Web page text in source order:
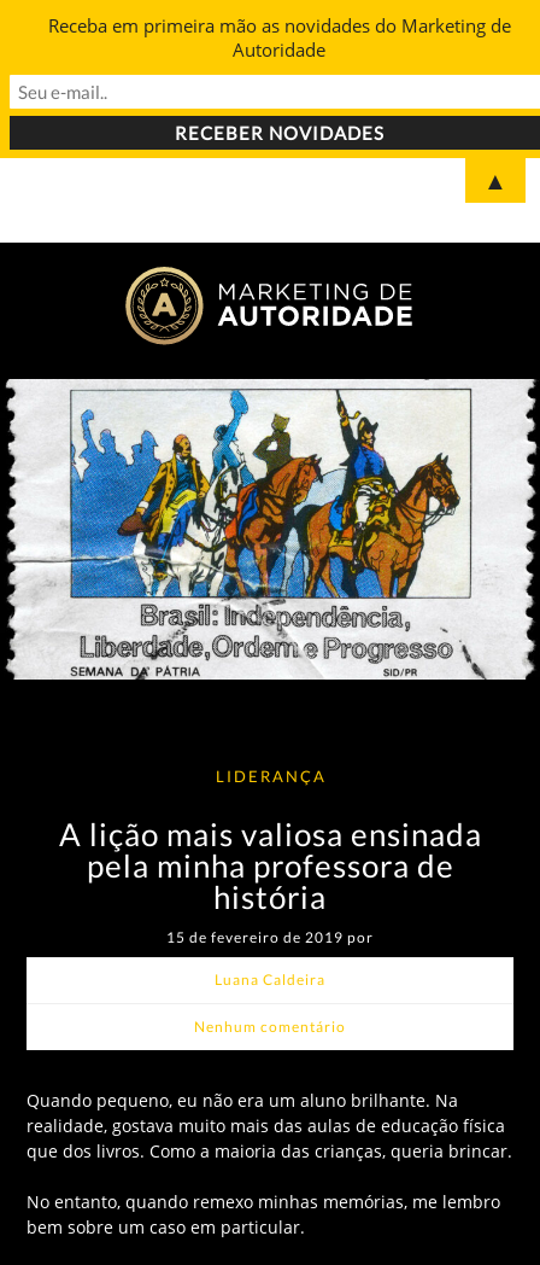
LIDERANÇA
A lição mais valiosa ensinada
pela minha professora de
história
15 de fevereiro de 2019 por
Luana Caldeira
Nenhum comentário
Quando pequeno, eu não era um aluno brilhante. Na
realidade, gostava muito mais das aulas de educação física
que dos livros. Como a maioria das crianças, queria brincar.
No entanto, quando remexo minhas memórias, me lembro
bem sobre um caso em particular.
Receba em primeira mão as novidades do Marketing de
Autoridade
▲